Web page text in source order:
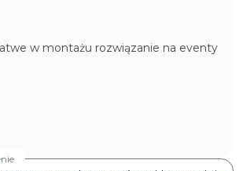
w montażu rozwiązanie na eventy